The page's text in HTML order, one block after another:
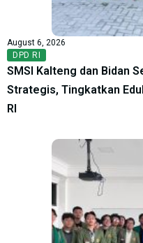
August 6, 2026
DPD RI
SMSI Kalteng dan Bidan
Strategis, Tingkatkan
RI